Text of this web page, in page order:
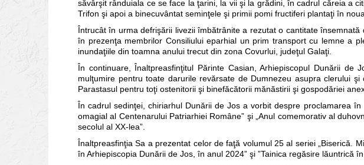
săvârşit rânduiala ce se face la ţarini, la vii şi la grădini, în cadrul căreia a
Trifon şi apoi a binecuvântat seminţele şi primii pomi fructiferi plantaţi în
Întrucât în urma defrişării livezii îmbătrânite a rezutat o cantitate
în prezenţa membrilor Consiliului eparhial un prim transport cu lemne a
inundaţiile din toamna anului trecut din zona Covurlui, judeţul Galaţi.
În continuare, Înaltpreasfinţitul Părinte Casian, Arhiepiscopul Dunării
mulţumire pentru toate darurile revărsate de Dumnezeu asupra clerului
Parastasul pentru toţi ostenitorii şi binefăcătorii mănăstirii şi gospodăriei
În cadrul sedinţei, chiriarhul Dunării de Jos a vorbit despre proclamarea
omagial al Centenarului Patriarhiei Române” şi „Anul comemorativ al
secolul al XX-lea”.
Înaltpreasfinţia Sa a prezentat celor de faţă volumul 25 al seriei „Biserică.
în Arhiepiscopia Dunării de Jos, în anul 2024” şi ”Tainica regăsire lăuntrică în